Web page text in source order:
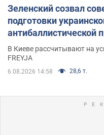
Зеленский созвал
подготовки
антибаллистической
решения готовятся
В Киеве рассчитывают на
FREYJA
6.08.2026 14:58 28,6 т.